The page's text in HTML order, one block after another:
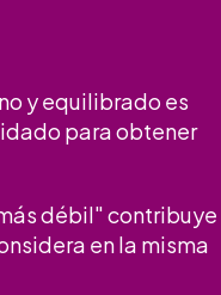
y equilibrado es
para obtener
débil" contribuye
en la misma